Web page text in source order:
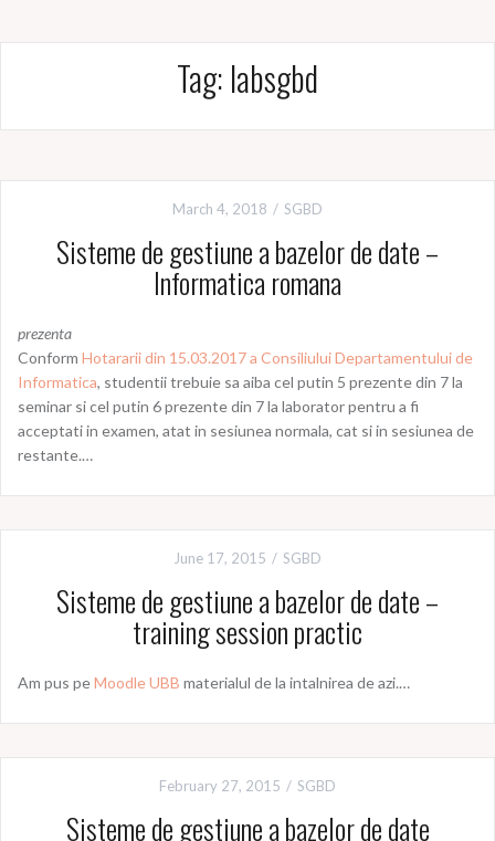
Tag: labsgbd
March 4, 2018 SGBD
Sisteme de gestiune a bazelor de date –
Informatica romana
prezenta
Conform Hotararii din 15.03.2017 a Consiliului Departamentului de
Informatica, studentii trebuie sa aiba cel putin 5 prezente din 7 la
seminar si cel putin 6 prezente din 7 la laborator pentru a fi
acceptati in examen, atat in sesiunea normala, cat si in sesiunea de
restante.…
June 17, 2015 SGBD
Sisteme de gestiune a bazelor de date –
training session practic
Am pus peMoodle UBB materialul de la intalnirea de azi.…
February 27, 2015 SGBD
Sisteme de gestiune a bazelor de date